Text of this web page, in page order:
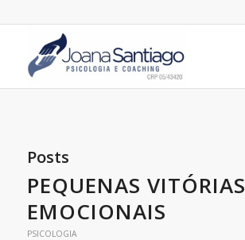
Posts
PEQUENAS VITÓRIAS
EMOCIONAIS
PSICOLOGIA